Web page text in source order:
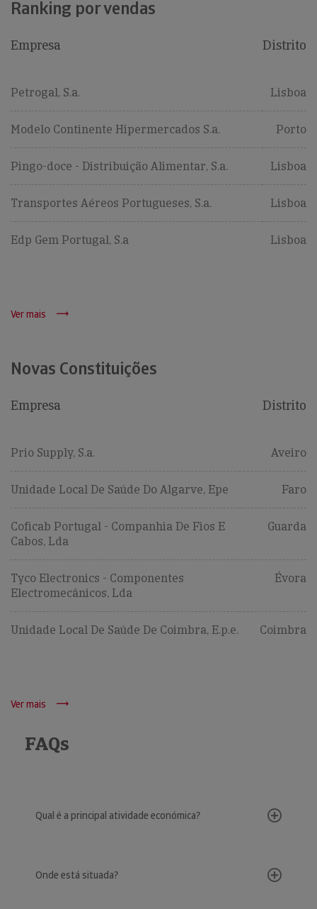
Ranking por vendas
Empresa Distrito
Petrogal, S.a. Lisboa
Modelo Continente Hipermercados S.a. Porto
Pingo-doce - Distribuição Alimentar, S.a. Lisboa
Transportes Aéreos Portugueses, S.a. Lisboa
Edp Gem Portugal, S.a Lisboa
Ver mais
Novas Constituições
Empresa Distrito
Prio Supply, S.a. Aveiro
Unidade Local De Saúde Do Algarve, Epe Faro
Coficab Portugal - Companhia De Fios E
Cabos, Lda
Guarda
Tyco Electronics - Componentes
Electromecânicos, Lda
Évora
Unidade Local De Saúde De Coimbra, E.p.e. Coimbra
Ver mais
FAQs
Qual é a principal atividade económica?
Onde está situada?